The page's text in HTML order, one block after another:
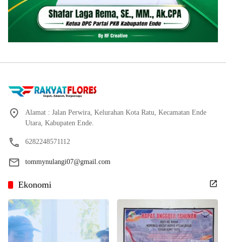
Alamat : Jalan Perwira, Kelurahan Kota Ratu, Kecamatan Ende
Utara, Kabupaten Ende.
6282248571112
tommynulangi07@gmail.com
Ekonomi